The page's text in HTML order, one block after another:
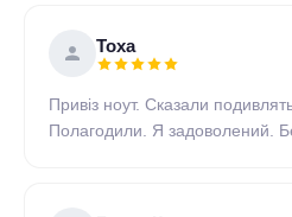
Тоха
Привіз ноут. Сказали
Полагодили. Я задоволений.